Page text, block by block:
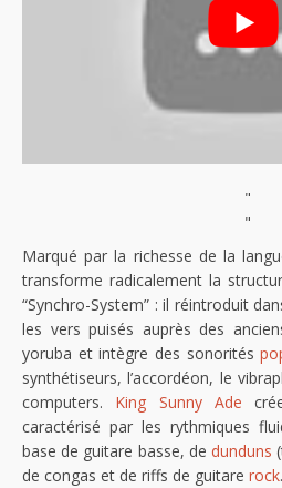
"
"
Marqué par la richesse de la
transforme radicalement la
“Synchro-System” : il réintroduit
les vers puisés auprès des
yoruba et intègre des sonorités
synthétiseurs, l’accordéon, le
computers. King Sunny Ade
caractérisé par les rythmiques
base de guitare basse, dedunduns
de congas et de riffs de guitare rock.